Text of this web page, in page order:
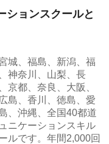
ションスクールと
城、福島、新潟、福
神奈川、山梨、長
京都、奈良、大阪、
島、香川、徳島、愛
、沖縄、全国40都道
ニケーションスキル
ルです。年間2,000回